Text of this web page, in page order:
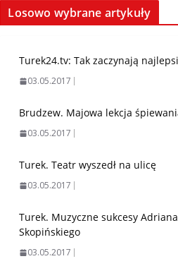
Losowo wybrane artykuły
Turek24.tv: Tak zaczynają
03.05.2017
Brudzew. Majowa lekcja
03.05.2017
Turek. Teatr wyszedł na ulicę
03.05.2017
Turek. Muzyczne sukcesy Adriana
Skopińskiego
03.05.2017